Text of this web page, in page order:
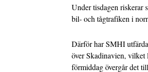
Under tisdagen riskerar
bil- och tågtrafiken i
Därför har SMHI
över Skadinavien, vilket
förmiddag övergår det